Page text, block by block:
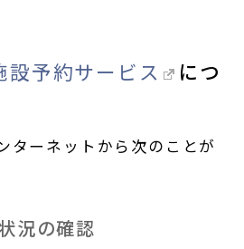
設予約サービス
につ
ターネットから次のことが
況の確認